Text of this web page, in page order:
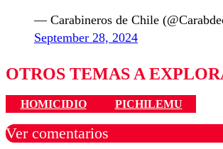
— Carabineros de Chile
September 28, 2024
OTROS TEMAS A
HOMICIDIO PICHILEMU
Ver comentarios